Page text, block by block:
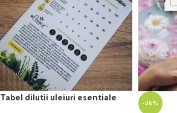
Tabel dilutii uleiuri esentiale -26%